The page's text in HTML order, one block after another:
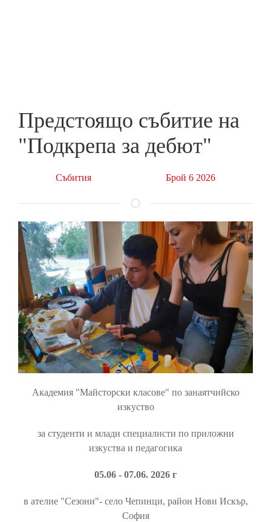
Предстоящо събитие на
"Подкрепа за дебют"
Събития Брой 6 2026
Академия "Майсторски класове" по занаятчийско
изкуство
за студенти и млади специалисти по приложни
изкуства и педагогика
05.06 - 07.06. 2026 г
в ателие "Сезони"- село Чепинци, район Нови Искър,
София